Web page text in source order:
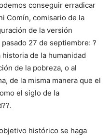
conseguir erradicar
Comín, comisario de la
de la versión
27 de septiembre: ?
historia de la humanidad
de la pobreza, o al
de la misma manera que el
el siglo de la
histórico se haga